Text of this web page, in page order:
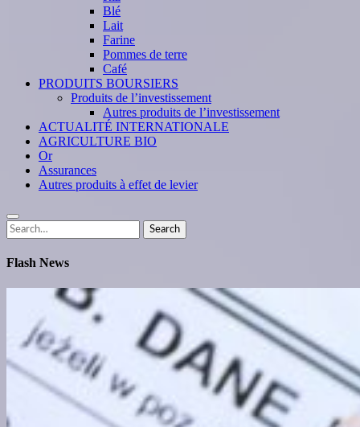
Blé
Lait
Farine
Pommes de terre
Café
PRODUITS BOURSIERS
Produits de l’investissement
Autres produits de l’investissement
ACTUALITÉ INTERNATIONALE
AGRICULTURE BIO
Or
Assurances
Autres produits à effet de levier
Search
for:
Search
Flash News